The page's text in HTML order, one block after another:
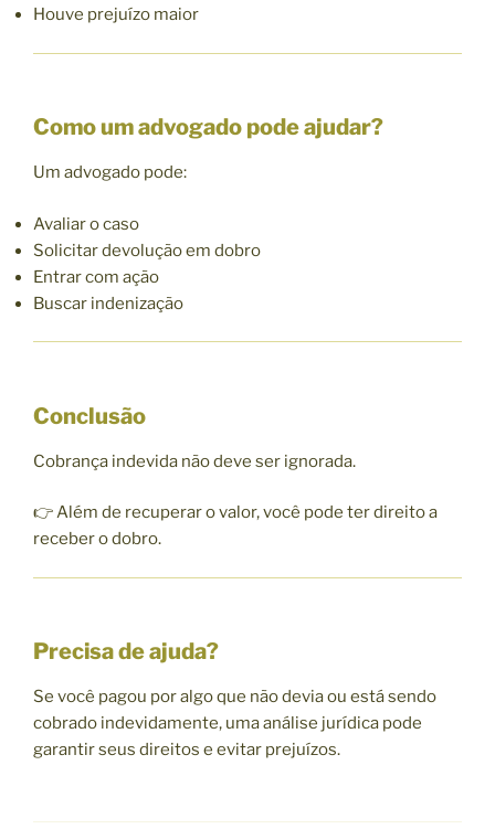
Houve prejuízo maior
Como um advogado pode ajudar?
Um advogado pode:
Avaliar o caso
Solicitar devolução em dobro
Entrar com ação
Buscar indenização
Conclusão
Cobrança indevida não deve ser ignorada.
👉 Além de recuperar o valor, você pode ter direito a
receber o dobro.
Precisa de ajuda?
Se você pagou por algo que não devia ou está sendo
cobrado indevidamente, uma análise jurídica pode
garantir seus direitos e evitar prejuízos.